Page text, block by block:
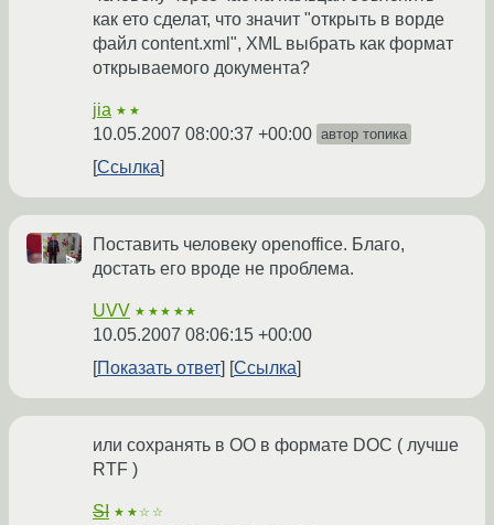
как ето сделат, что значит "открыть в ворде
файл content.xml", XML выбрать как формат
открываемого документа?
jia ★★
10.05.2007 08:00:37 +00:00 автор топика
Ссылка
Поставить человеку openoffice. Благо,
достать его вроде не проблема.
UVV ★★★★★
10.05.2007 08:06:15 +00:00
Показать ответ
Ссылка
или сохранять в OO в формате DOC ( лучше
RTF )
SI ★★☆☆